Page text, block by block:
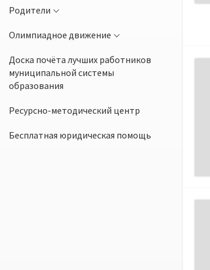
Родители
Олимпиадное движение
Доска почёта лучших работников
муниципальной системы
образования
Ресурсно-методический центр
Бесплатная юридическая помощь